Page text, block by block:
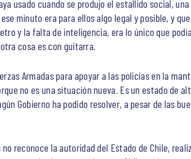
usado cuando se produjo el estallido social,
minuto era para ellos algo legal y posible, y
y la falta de inteligencia, era lo único que
cosa es con guitarra.
Armadas para apoyar a las policías en la
no es una situación nueva. Es un estado de
Gobierno ha podido resolver, a pesar de las
reconoce la autoridad del Estado de Chile,